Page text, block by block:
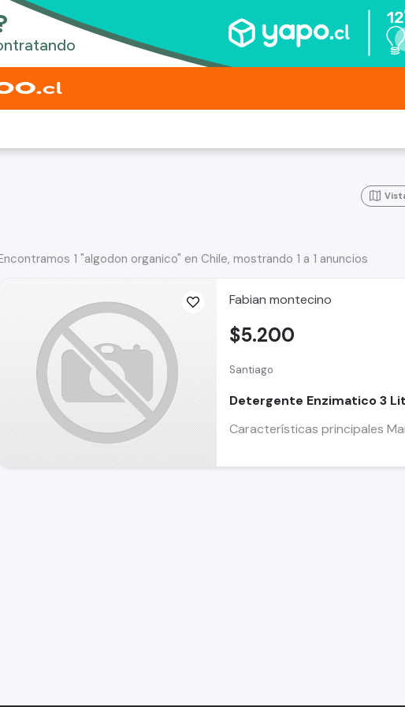
1 "algodon organico" en Chile, mostrando 1 a 1 anuncios
Fabian montecino
Santiago
Detergente Enzimatico 3
Características principales
$5.200